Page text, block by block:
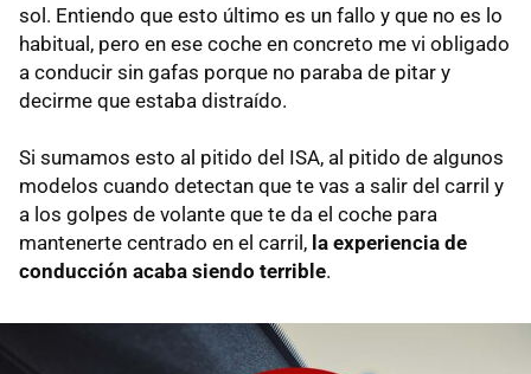
sol. Entiendo que esto último es un fallo y que no es lo
habitual, pero en ese coche en concreto me vi obligado
a conducir sin gafas porque no paraba de pitar y
decirme que estaba distraído.
Si sumamos esto al pitido del ISA, al pitido de algunos
modelos cuando detectan que te vas a salir del carril y
a los golpes de volante que te da el coche para
mantenerte centrado en el carril, la experiencia de
conducción acaba siendo terrible.